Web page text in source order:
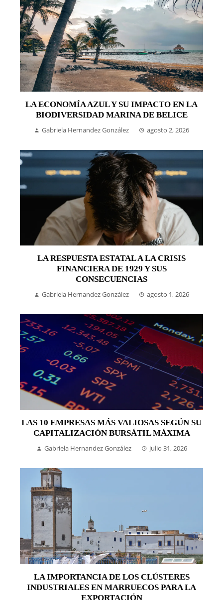
LA ECONOMÍA AZUL Y SU IMPACTO EN LA
BIODIVERSIDAD MARINA DE BELICE
Gabriela Hernandez González agosto 2, 2026
LA RESPUESTA ESTATAL A LA CRISIS
FINANCIERA DE 1929 Y SUS
CONSECUENCIAS
Gabriela Hernandez González agosto 1, 2026
LAS 10 EMPRESAS MÁS VALIOSAS SEGÚN SU
CAPITALIZACIÓN BURSÁTIL MÁXIMA
Gabriela Hernandez González julio 31, 2026
LA IMPORTANCIA DE LOS CLÚSTERES
INDUSTRIALES EN MARRUECOS PARA LA
EXPORTACIÓN